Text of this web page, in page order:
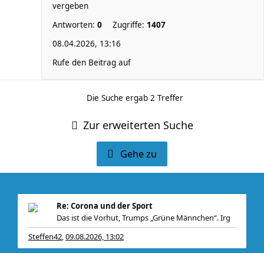
vergeben
Antworten: 0 Zugriffe: 1407
08.04.2026, 13:16
Rufe den Beitrag auf
Die Suche ergab 2 Treffer
Zur erweiterten Suche
Gehe zu
Re: Corona und der Sport
Das ist die Vorhut, Trumps „Grüne Männchen“. Irg
Steffen42,09.08.2026, 13:02